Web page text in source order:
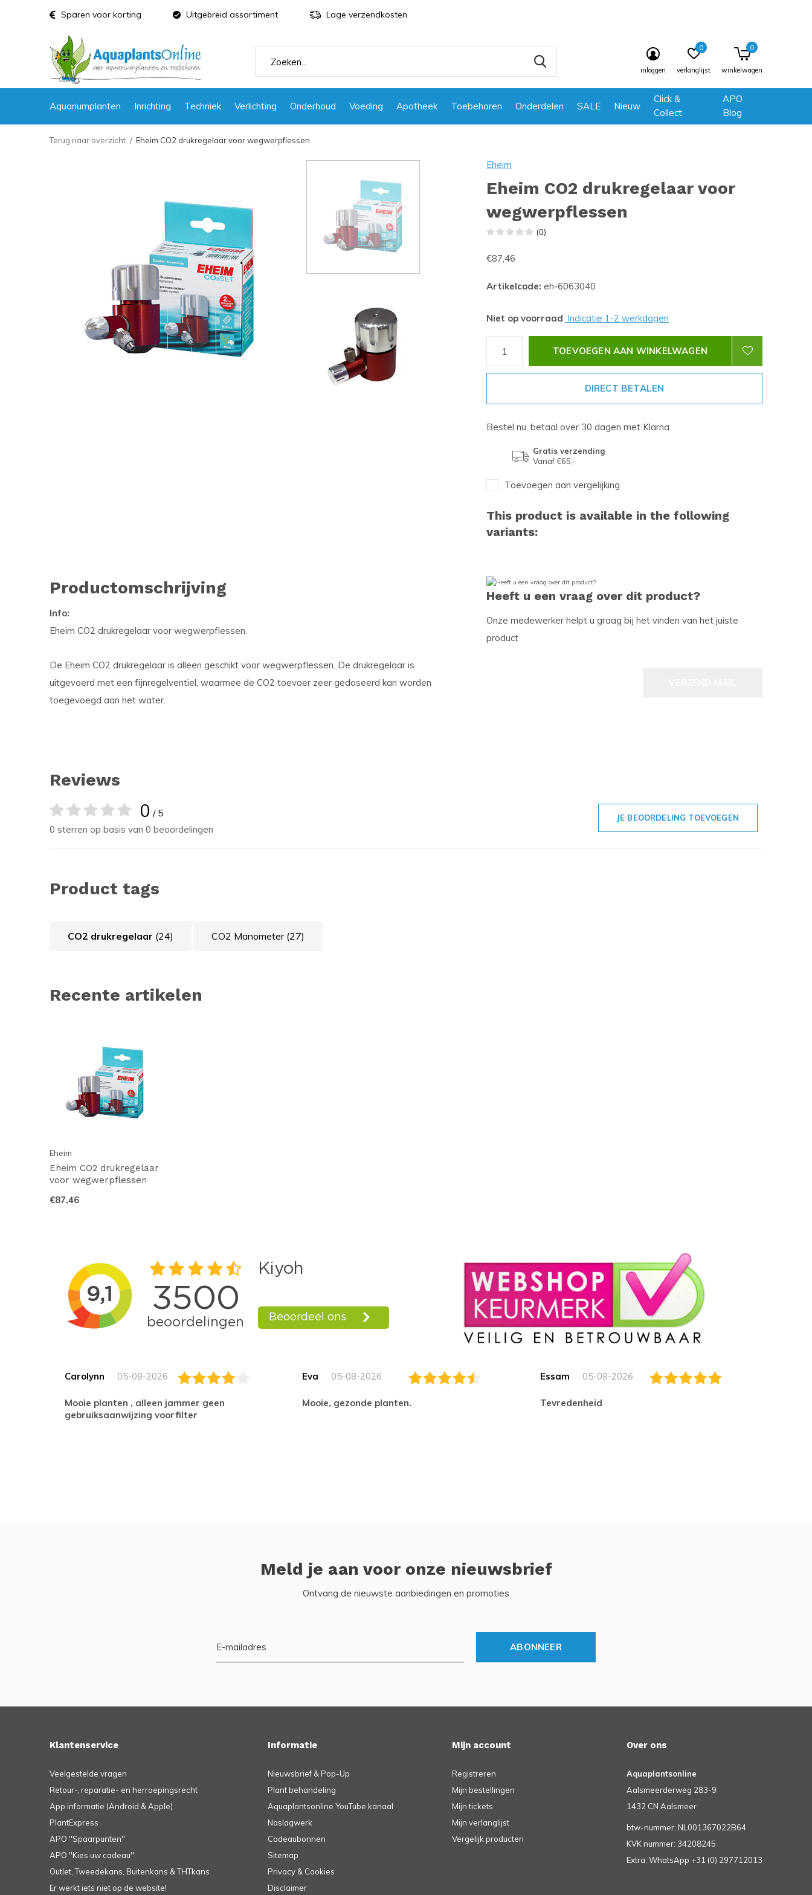
Aquariumplanten Inrichting Techniek Verlichting Onderhoud Voeding Apotheek Toebehoren Onderdelen SALE Nieuw
Click &
Collect
APO
Blog
inloggen verlanglijst
0
winkelwagen
0
Sparen voor korting Uitgebreid assortiment Lage verzendkosten
Terug naar overzicht Eheim CO2 drukregelaar voor wegwerpflessen
Eheim
Eheim CO2 drukregelaar voor
wegwerpflessen
(0)
€87,46
Artikelcode: eh-6063040
Niet op voorraad: Indicatie 1-2 werkdagen
TOEVOEGEN AAN WINKELWAGEN
DIRECT BETALEN
Bestel nu, betaal over 30 dagen met Klarna
Gratis verzending
Vanaf €65,-
Toevoegen aan vergelijking
This product is available in the following
variants:
Productomschrijving
Info:
Eheim CO2 drukregelaar voor wegwerpflessen.
De Eheim CO2 drukregelaar is alleen geschikt voor wegwerpflessen. De drukregelaar is
uitgevoerd met een fijnregelventiel, waarmee de CO2 toevoer zeer gedoseerd kan worden
toegevoegd aan het water.
Heeft u een vraag over dit product?
Onze medewerker helpt u graag bij het vinden van het juiste
product
Reviews
0 / 5
0 sterren op basis van 0 beoordelingen
JE BEOORDELING TOEVOEGEN
Product tags
CO2 drukregelaar (24) CO2 Manometer (27)
Recente artikelen
Eheim
Eheim CO2 drukregelaar
voor wegwerpflessen
€87,46
Carolynn 05-08-2026
Mooie planten , alleen jammer geen
gebruiksaanwijzing voorfilter
Eva 05-08-2026
Mooie, gezonde planten.
Essam 05-08-2026
tevredenheid
Meld je aan voor onze nieuwsbrief
Ontvang de nieuwste aanbiedingen en promoties
ABONNEER
Klantenservice
Veelgestelde vragen
Retour-, reparatie- en herroepingsrecht
App informatie (Android & Apple)
PlantExpress
APO ''Spaarpunten''
APO ''Kies uw cadeau''
Outlet, Tweedekans, Buitenkans & THTkans
Er werkt iets niet op de website!
Informatie
Nieuwsbrief & Pop-Up
Plant behandeling
Aquaplantsonline YouTube kanaal
Naslagwerk
Cadeaubonnen
Sitemap
Privacy & Cookies
Disclaimer
Mijn account
Registreren
Mijn bestellingen
Mijn tickets
Mijn verlanglijst
Vergelijk producten
Over ons
Aquaplantsonline
Aalsmeerderweg 283-9
1432 CN Aalsmeer
btw-nummer: NL001367022B64
KVK nummer: 34208245
Extra: WhatsApp +31 (0) 297712013